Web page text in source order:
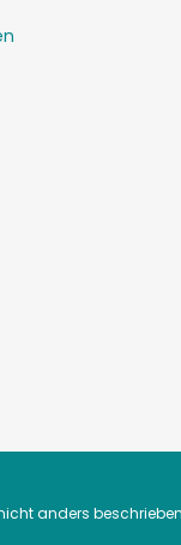
anders beschrieben